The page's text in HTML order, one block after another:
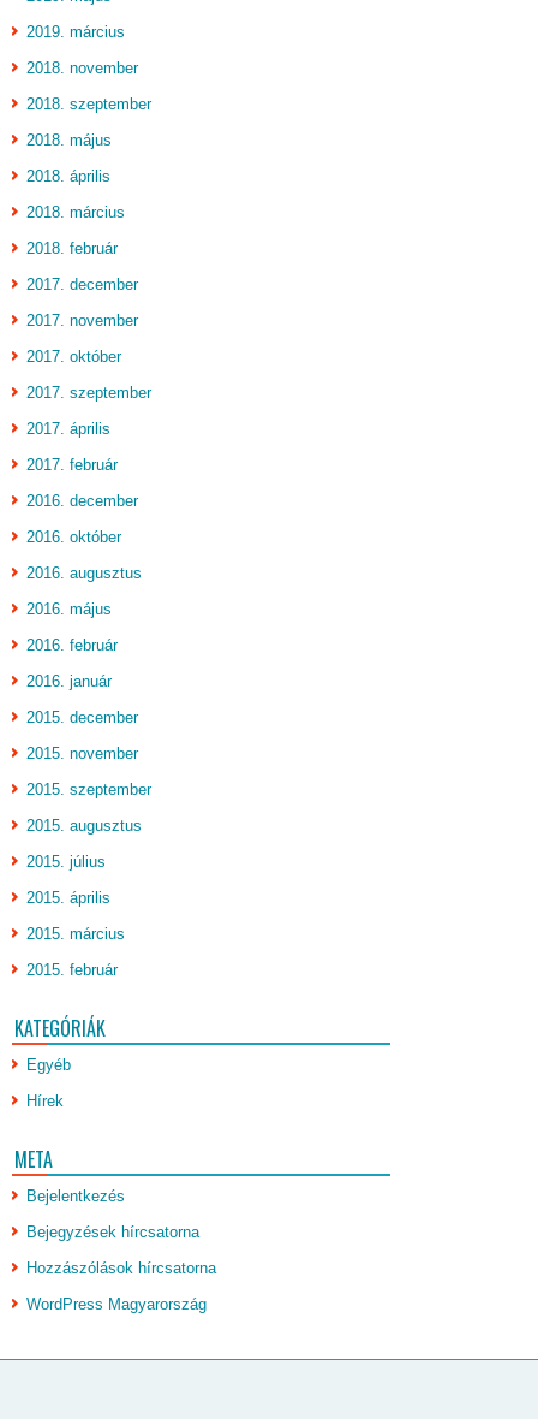
2019. március
2018. november
2018. szeptember
2018. május
2018. április
2018. március
2018. február
2017. december
2017. november
2017. október
2017. szeptember
2017. április
2017. február
2016. december
2016. október
2016. augusztus
2016. május
2016. február
2016. január
2015. december
2015. november
2015. szeptember
2015. augusztus
2015. július
2015. április
2015. március
2015. február
KATEGÓRIÁK
Egyéb
Hírek
META
Bejelentkezés
Bejegyzések hírcsatorna
Hozzászólások hírcsatorna
WordPress Magyarország